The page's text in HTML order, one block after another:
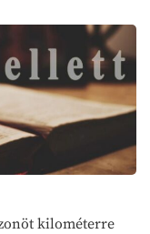
kilométerre